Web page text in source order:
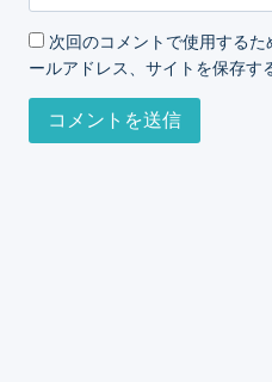
次回のコメントで使用する
ールアドレス、サイトを保存す